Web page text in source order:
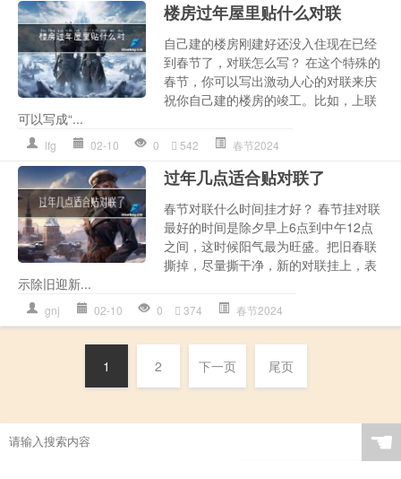
楼房过年屋里贴什么对联
自己建的楼房刚建好还没入住现在已经
到春节了，对联怎么写？ 在这个特殊的
春节，你可以写出激动人心的对联来庆
祝你自己建的楼房的竣工。比如，上联
可以写成“...
lfg 02-10 0 542 春节2024
过年几点适合贴对联了
春节对联什么时间挂才好？ 春节挂对联
最好的时间是除夕早上6点到中午12点
之间，这时候阳气最为旺盛。把旧春联
撕掉，尽量撕干净，新的对联挂上，表
示除旧迎新...
gnj 02-10 0 374 春节2024
1 2 下一页 尾页
☚